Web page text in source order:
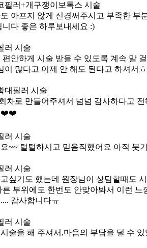
필러+개구쟁이보톡스 시술
아프지 않게 신경써주시고 부족한
다 좋은 하루보내세요 :)
러 시술
안하게 시술 받을 수 있도록 계속 말
이 많다고 이제 안 해도 된다고 하셔서
대필러 시술
차로 만들어주셔서 넘넘 감사하다고
러 시술
~~ 털털하시고 믿음직했어요 아직 붓
러 시술
싶기도 했는데 원장님이 상담할때도
른 부위에도 한번도 안맞아봐서 이런
감사합니다ㅠ
러 시술
술을 해 주셔서,마음의 부담을 덜 수